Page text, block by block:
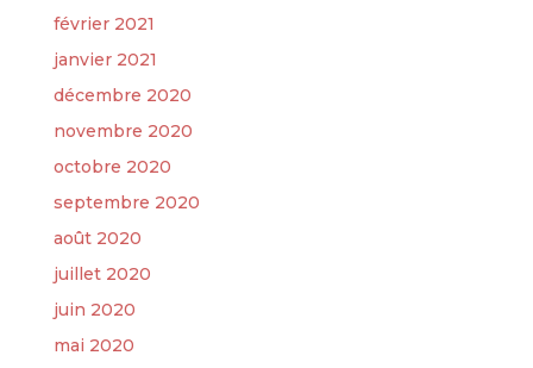
février 2021
janvier 2021
décembre 2020
novembre 2020
octobre 2020
septembre 2020
août 2020
juillet 2020
juin 2020
mai 2020